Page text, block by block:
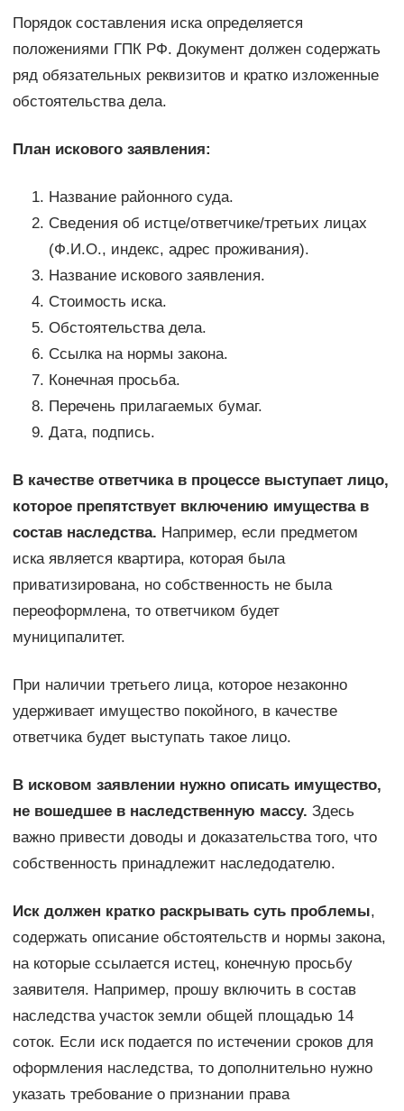
Порядок составления иска определяется
положениями ГПК РФ. Документ должен содержать
ряд обязательных реквизитов и кратко изложенные
обстоятельства дела.
План искового заявления:
Название районного суда.
Сведения об истце/ответчике/третьих лицах
(Ф.И.О., индекс, адрес проживания).
Название искового заявления.
Стоимость иска.
Обстоятельства дела.
Ссылка на нормы закона.
Конечная просьба.
Перечень прилагаемых бумаг.
Дата, подпись.
В качестве ответчика в процессе выступает лицо,
которое препятствует включению имущества в
состав наследства. Например, если предметом
иска является квартира, которая была
приватизирована, но собственность не была
переоформлена, то ответчиком будет
муниципалитет.
При наличии третьего лица, которое незаконно
удерживает имущество покойного, в качестве
ответчика будет выступать такое лицо.
В исковом заявлении нужно описать имущество,
не вошедшее в наследственную массу. Здесь
важно привести доводы и доказательства того, что
собственность принадлежит наследодателю.
Иск должен кратко раскрывать суть проблемы,
содержать описание обстоятельств и нормы закона,
на которые ссылается истец, конечную просьбу
заявителя. Например, прошу включить в состав
наследства участок земли общей площадью 14
соток. Если иск подается по истечении сроков для
оформления наследства, то дополнительно нужно
указать требование о признании права